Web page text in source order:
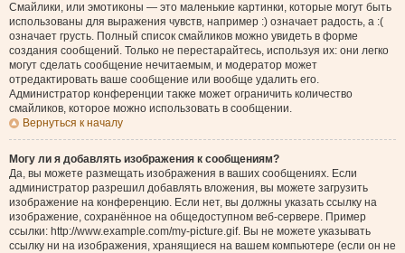
Смайлики, или эмотиконы — это маленькие картинки, которые могут быть
использованы для выражения чувств, например :) означает радость, а :(
означает грусть. Полный список смайликов можно увидеть в форме
создания сообщений. Только не перестарайтесь, используя их: они легко
могут сделать сообщение нечитаемым, и модератор может
отредактировать ваше сообщение или вообще удалить его.
Администратор конференции также может ограничить количество
смайликов, которое можно использовать в сообщении.
Вернуться к началу
Могу ли я добавлять изображения к сообщениям?
Да, вы можете размещать изображения в ваших сообщениях. Если
администратор разрешил добавлять вложения, вы можете загрузить
изображение на конференцию. Если нет, вы должны указать ссылку на
изображение, сохранённое на общедоступном веб-сервере. Пример
ссылки: http://www.example.com/my-picture.gif. Вы не можете указывать
ссылку ни на изображения, хранящиеся на вашем компьютере (если он не